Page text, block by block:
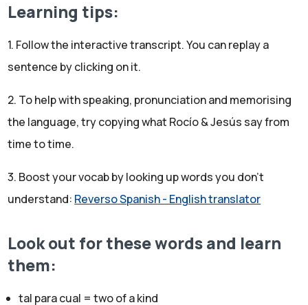
Classroom. Ahí tenemos un chat de todos los alumnos y
los profesores y nos preguntan, por ejemplo, ellos me
pueden preguntar dudas fuera del horario escolar. Que
siempre les pongo el mismo ejemplo y es: ¿Vuestros
padres cuando llegan a casa siguen trabajando o
descansan? Pues yo igual.
Oye una pregunta, tus... Porque tú tienes alumnos que
son adolescentes, ¿y ellos te siguen en las redes
Jesús:
Tenemos un pacto. Ellos me pueden seguir en las redes
Learning tips:
1. Follow the interactive transcript. You can replay a
sentence by clicking on it.
2. To help with speaking, pronunciation and memorising
the language, try copying what Rocío & Jesús say from
time to time.
3. Boost your vocab by looking up words you don't
understand: Reverso Spanish - English translator
Look out for these words and learn
them:
tal para cual = two of a kind